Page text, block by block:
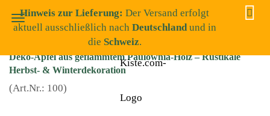
Hinweis zur Lieferung: Der Versand erfolgt
aktuell ausschließlich nach Deutschlandund in
die Schweiz.
Deko-Apfel aus geflammtem Paulownia-Holz – Rustikale
Herbst- & Winterdekoration
(Art.Nr.: 100)